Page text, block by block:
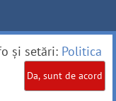
și setări: Politica
Da, sunt de acord